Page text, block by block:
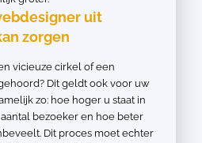
uit
zorgen
vicieuze cirkel of een
Dit geldt ook voor uw
zo: hoe hoger u staat in
bezoeker en hoe beter
Dit proces moet echter